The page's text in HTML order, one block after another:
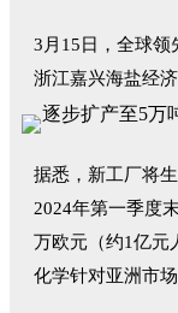
3月15日，全球领
浙江嘉兴海盐经
据悉，新工厂将
2024年第一季度
万欧元（约1亿元
化学针对亚洲市